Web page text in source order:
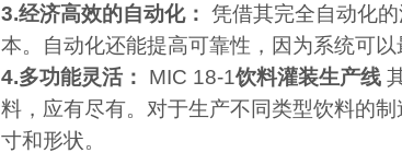
3.经济高效的自动化： 凭借其完全自动化的
本。自动化还能提高可靠性，因为系统可
4.多功能灵活： MIC 18-1饮料灌装生产线
料，应有尽有。对于生产不同类型饮料的
寸和形状。